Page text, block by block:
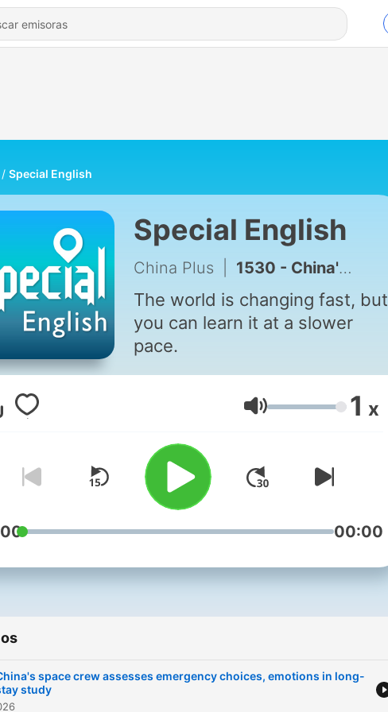
Special English
Special English
China Plus 1530 - China's space crew assesses emergency choices, emotions in long-stay study
The world is changing fast, but
you can learn it at a slower
pace.
Volumen 1 x
00:00
space crew assesses emergency choices, emotions in long-
study